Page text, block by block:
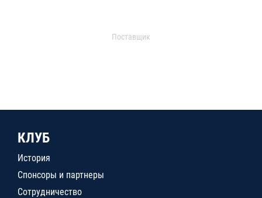
Поставщик
КЛУБ
История
Спонсоры и партнеры
Сотрудничество